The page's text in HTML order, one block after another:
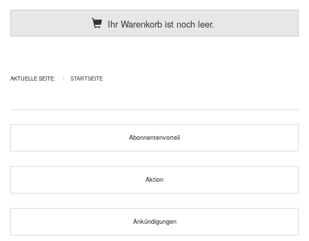
Ihr Warenkorb ist noch leer.
AKTUELLE SEITE: STARTSEITE
Abonnentenvorteil
Aktion
Ankündigungen